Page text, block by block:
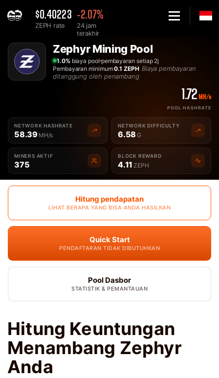
$0.40223
ZEPH rate
-2.07%
24 jam
terakhir
Home
Mining Pool Zephyr ZEPH Terbaik - 2Miners
Zephyr Mining Pool
1.0%biaya pool pembayaran setiap 2j
Pembayaran minimum0.1 ZEPH Biaya pembayaran
ditanggung oleh penambang
1.72 MH/s
POOL HASHRATE
NETWORK HASHRATE
58.39 MH/s
NETWORK DIFFICULTY
6.58 G
MINERS AKTIF
375
BLOCK REWARD
4.11 ZEPH
Hitung pendapatan
LIHAT BERAPA YANG BISA ANDA HASILKAN
Quick Start
PENDAFTARAN TIDAK DIBUTUHKAN
Pool Dasbor
STATISTIK & PEMANTAUAN
Hitung Keuntungan
Menambang Zephyr
Anda